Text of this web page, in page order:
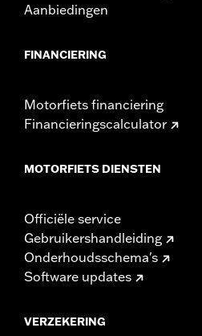
Aanbiedingen
FINANCIERING
Motorfiets financiering
Financieringscalculator
MOTORFIETS DIENSTEN
Officiële service
Gebruikershandleiding
Onderhoudsschema's
Software updates
VERZEKERING